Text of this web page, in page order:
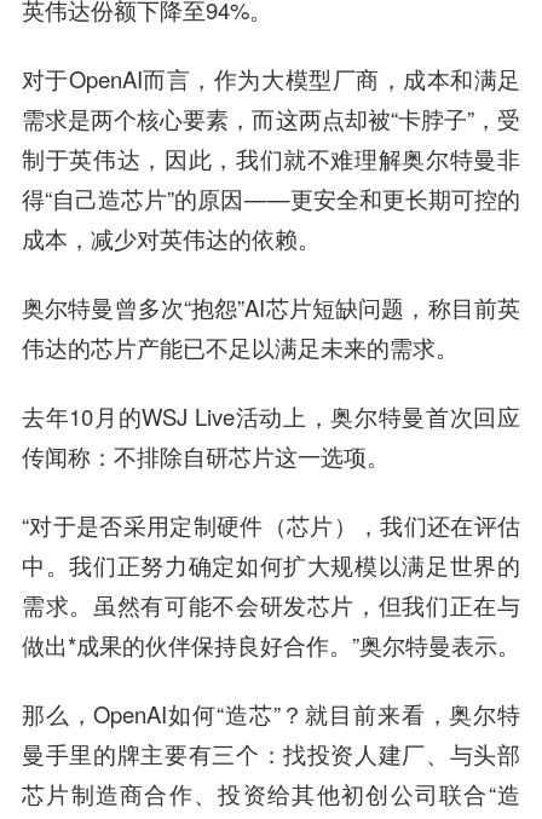
英伟达份额下降至94%。
对于OpenAI而言，作为大模型厂商，成本和满足
需求是两个核心要素，而这两点却被“卡脖子”，受
制于英伟达，因此，我们就不难理解奥尔特曼非
得“自己造芯片”的原因——更安全和更长期可控的
成本，减少对英伟达的依赖。
奥尔特曼曾多次“抱怨”AI芯片短缺问题，称目前英
伟达的芯片产能已不足以满足未来的需求。
去年10月的WSJ Live活动上，奥尔特曼首次回应
传闻称：不排除自研芯片这一选项。
“对于是否采用定制硬件（芯片），我们还在评估
中。我们正努力确定如何扩大规模以满足世界的
需求。虽然有可能不会研发芯片，但我们正在与
做出*成果的伙伴保持良好合作。”奥尔特曼表示。
那么，OpenAI如何“造芯”？就目前来看，奥尔特
曼手里的牌主要有三个：找投资人建厂、与头部
芯片制造商合作、投资给其他初创公司联合“造